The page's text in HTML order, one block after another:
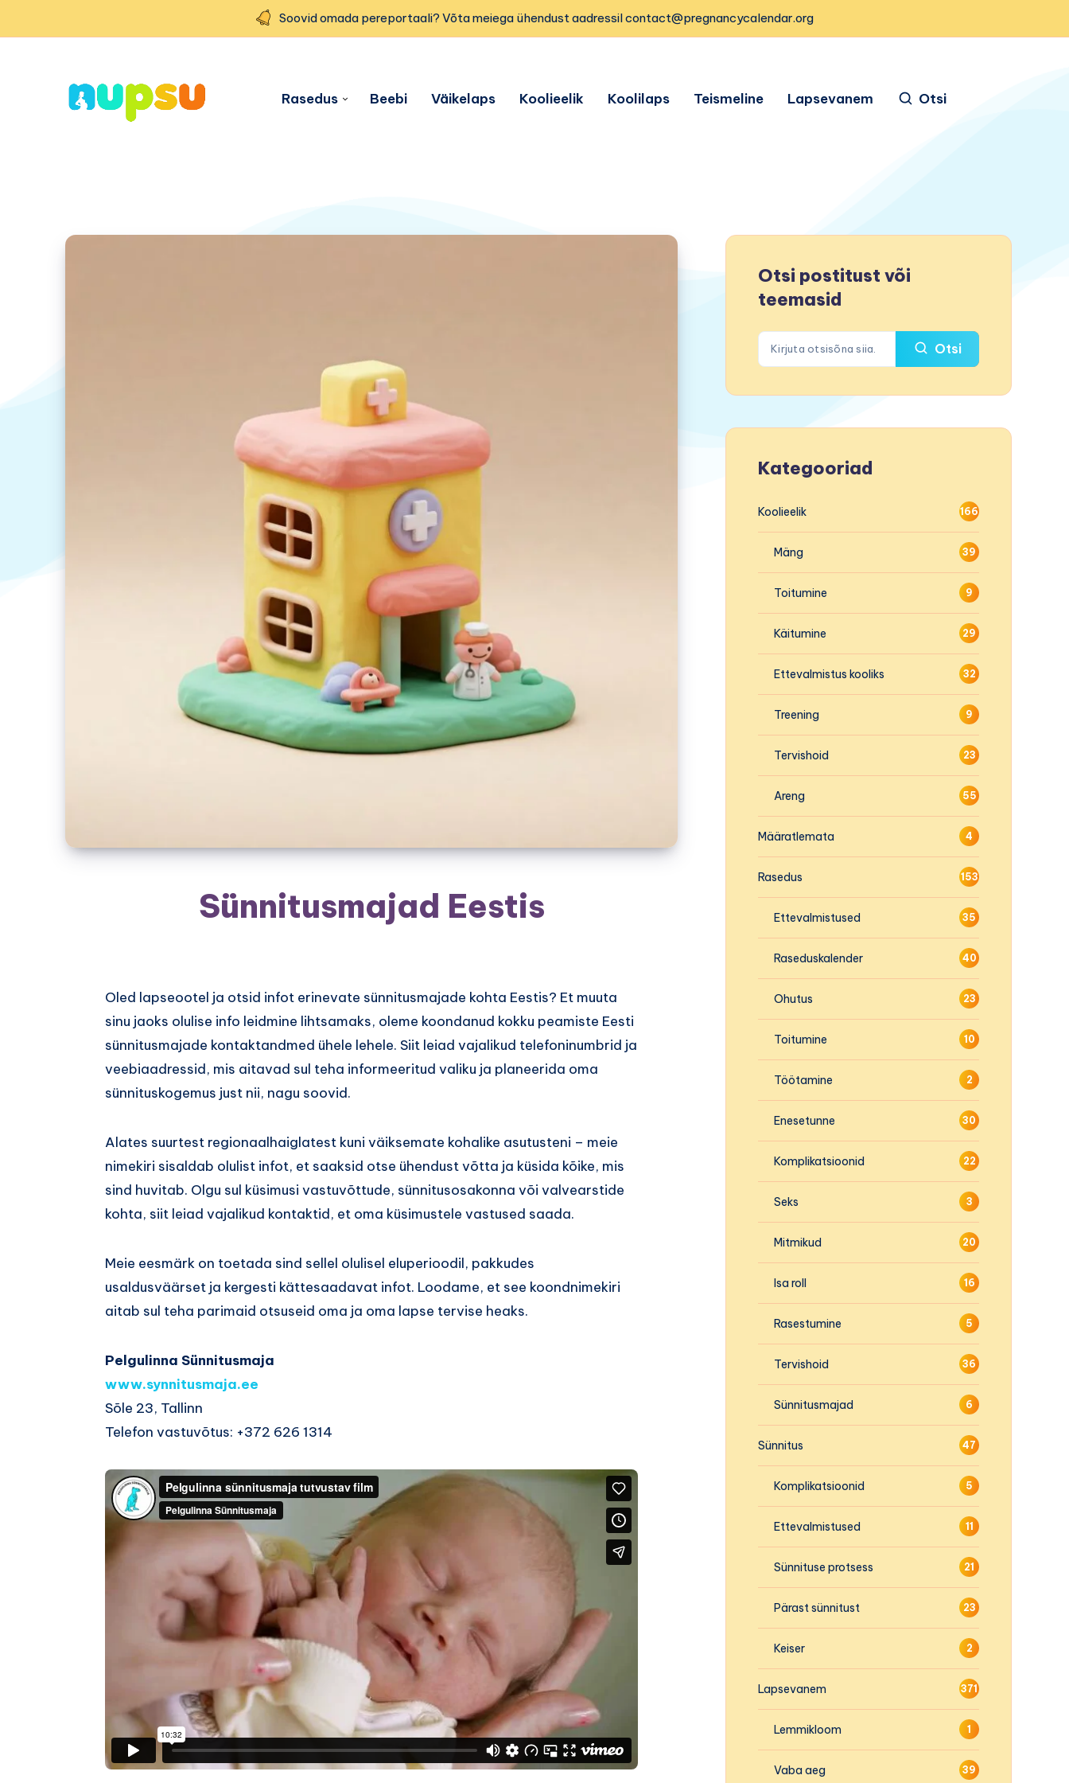
Soovid omada pereportaali? Võta meiega ühendust aadressil contact@pregnancycalendar.org
Rasedus Beebi Väikelaps Koolieelik Koolilaps Teismeline Lapsevanem Otsi
Sünnitusmajad Eestis
Oled lapseootel ja otsid infot erinevate sünnitusmajade kohta Eestis? Et muuta
sinu jaoks olulise info leidmine lihtsamaks, oleme koondanud kokku peamiste Eesti
sünnitusmajade kontaktandmed ühele lehele. Siit leiad vajalikud telefoninumbrid ja
veebiaadressid, mis aitavad sul teha informeeritud valiku ja planeerida oma
sünnituskogemus just nii, nagu soovid.
Alates suurtest regionaalhaiglatest kuni väiksemate kohalike asutusteni – meie
nimekiri sisaldab olulist infot, et saaksid otse ühendust võtta ja küsida kõike, mis
sind huvitab. Olgu sul küsimusi vastuvõttude, sünnitusosakonna või valvearstide
kohta, siit leiad vajalikud kontaktid, et oma küsimustele vastused saada.
Meie eesmärk on toetada sind sellel olulisel eluperioodil, pakkudes
usaldusväärset ja kergesti kättesaadavat infot. Loodame, et see koondnimekiri
aitab sul teha parimaid otsuseid oma ja oma lapse tervise heaks.
Pelgulinna Sünnitusmaja
www.synnitusmaja.ee
Sõle 23, Tallinn
Telefon vastuvõtus: +372 626 1314
Otsi postitust või
teemasid
Otsi
Kategooriad
Koolieelik 166
Mäng 39
Toitumine 9
Käitumine 29
Ettevalmistus kooliks 32
Treening 9
Tervishoid 23
Areng 55
Määratlemata 4
Rasedus 153
Ettevalmistused 35
Raseduskalender 40
Ohutus 23
Toitumine 10
Töötamine 2
Enesetunne 30
Komplikatsioonid 22
Seks 3
Mitmikud 20
Isa roll 16
Rasestumine 5
Tervishoid 36
Sünnitusmajad 6
Sünnitus 47
Komplikatsioonid 5
Ettevalmistused 11
Sünnituse protsess 21
Pärast sünnitust 23
Keiser 2
Lapsevanem 371
Lemmikloom 1
Vaba aeg 39